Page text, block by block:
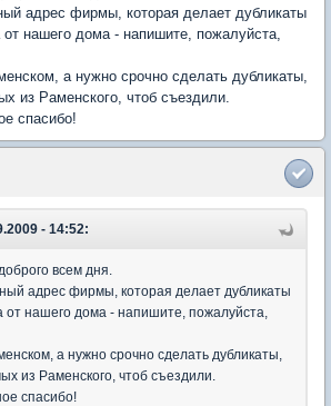
адрес фирмы, которая делает дубликаты
нашего дома - напишите, пожалуйста,
а нужно срочно сделать дубликаты,
из Раменского, чтоб съездили.
спасибо!
- 14:52:
всем дня.
адрес фирмы, которая делает дубликаты
нашего дома - напишите, пожалуйста,
а нужно срочно сделать дубликаты,
из Раменского, чтоб съездили.
спасибо!